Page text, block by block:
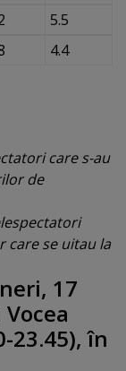
5.5
4.4
care s-au
de
care se uitau la
17
23.45), în